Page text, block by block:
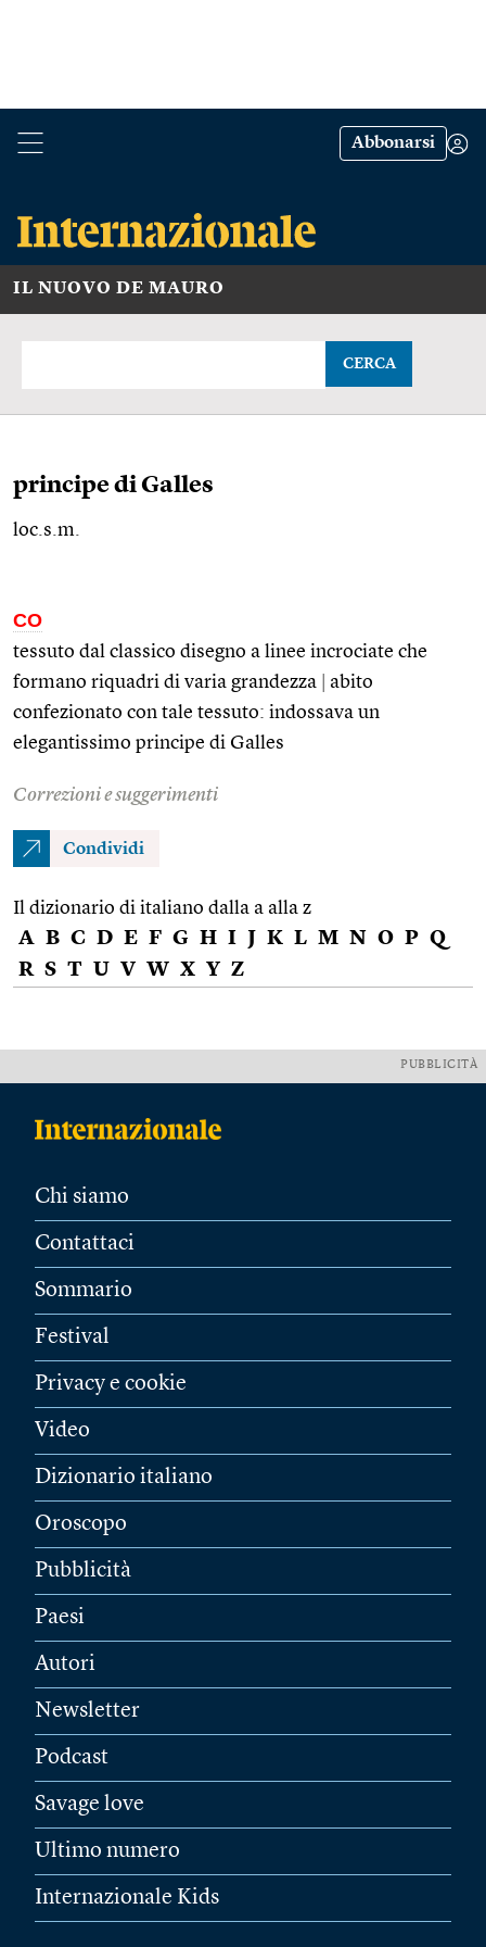
Abbonarsi
IL NUOVO DE MAURO
CERCA
principe di Galles
loc.s.m.
CO
tessuto dal classico disegno a linee incrociate che
formano riquadri di varia grandezza
abito
confezionato con tale tessuto: indossava un
elegantissimo principe di Galles
Correzioni e suggerimenti
Condividi
Il dizionario di italiano dalla a alla z
A B C D E F G H I J K L M N O P Q
R S T U V W X Y Z
PUBBLICITÀ
Chi siamo
Contattaci
Sommario
Festival
Privacy e cookie
Video
Dizionario italiano
Oroscopo
Pubblicità
Paesi
Autori
Newsletter
Podcast
Savage love
Ultimo numero
Internazionale Kids